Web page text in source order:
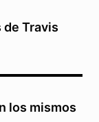
de Travis
los mismos